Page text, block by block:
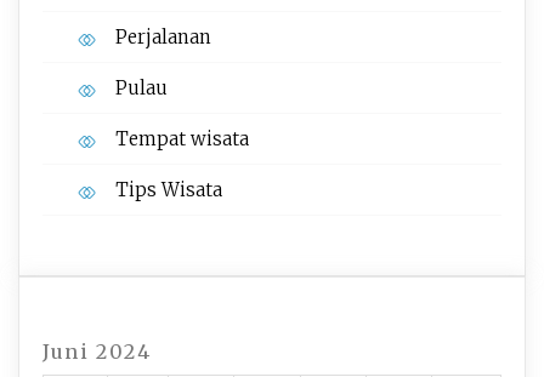
Perjalanan
Pulau
Tempat wisata‎
Tips Wisata
Juni 2024